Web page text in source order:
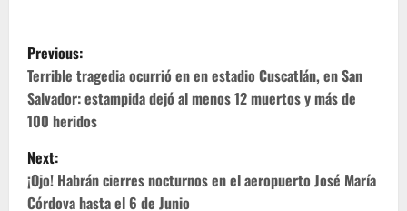
P
o
s
t
n
Previous:
Terrible tragedia ocurrió en en estadio Cuscatlán, en San
Salvador: estampida dejó al menos 12 muertos y más de
100 heridos
Next:
¡Ojo! Habrán cierres nocturnos en el aeropuerto José María
Córdova hasta el 6 de Junio